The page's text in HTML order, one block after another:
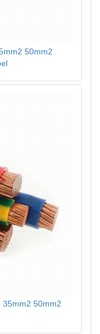
50mm2
35mm2 50mm2